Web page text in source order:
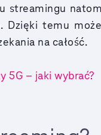
streamingu
Dzięki temu
na całość.
5G – jaki wybrać?